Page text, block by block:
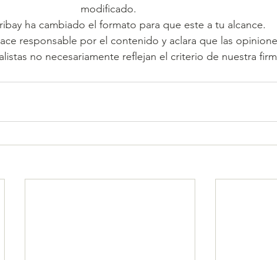
modificado.
ha cambiado el formato para que este a tu alcance.
responsable por el contenido y aclara que las
no necesariamente reflejan el criterio de nuestra